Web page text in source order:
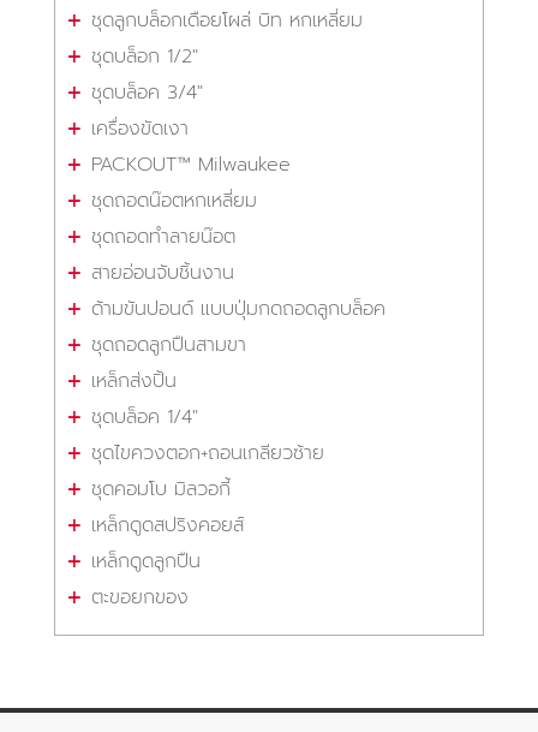
ชุดลูกบล็อกเดือยโผล่ บิท หกเหลี่ยม
ชุดบล็อก 1/2"
ชุดบล็อค 3/4"
เครื่องขัดเงา
PACKOUT™ Milwaukee
ชุดถอดน๊อตหกเหลี่ยม
ชุดถอดทำลายน๊อต
สายอ่อนจับชิ้นงาน
ด้ามขันปอนด์ แบบปุ่มกดถอดลูกบล็อค
ชุดถอดลูกปืนสามขา
เหล็กส่งปิ้น
ชุดบล็อค 1/4"
ชุดไขควงตอก+ถอนเกลียวซ้าย
ชุดคอมโบ มิลวอกี้
เหล็กดูดสปริงคอยส์
เหล็กดูดลูกปืน
ตะขอยกของ